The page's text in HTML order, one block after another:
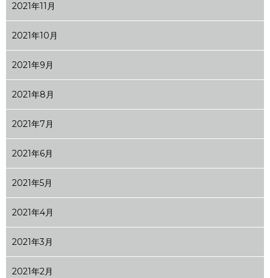
2021年11月
2021年10月
2021年9月
2021年8月
2021年7月
2021年6月
2021年5月
2021年4月
2021年3月
2021年2月